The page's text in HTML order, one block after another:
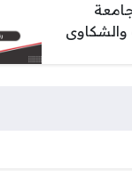
والشكاوى